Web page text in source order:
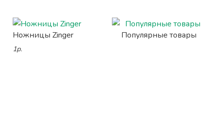
Ножницы Zinger
1р.
Популярные товары